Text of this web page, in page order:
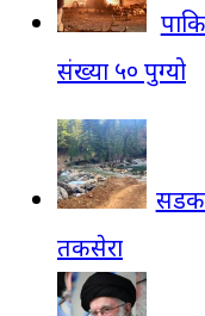
संख्या ५० पुग्यो
तकसेरा